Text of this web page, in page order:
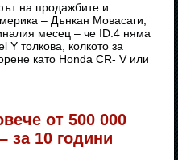
на продажбите и
– Дънкан Мовасаги,
месец – че ID.4 няма
Y толкова, колкото за
като Honda CR- V или
от 500 000
за 10 години